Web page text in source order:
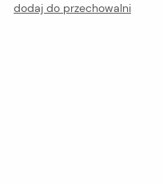
dodaj do przechowalni